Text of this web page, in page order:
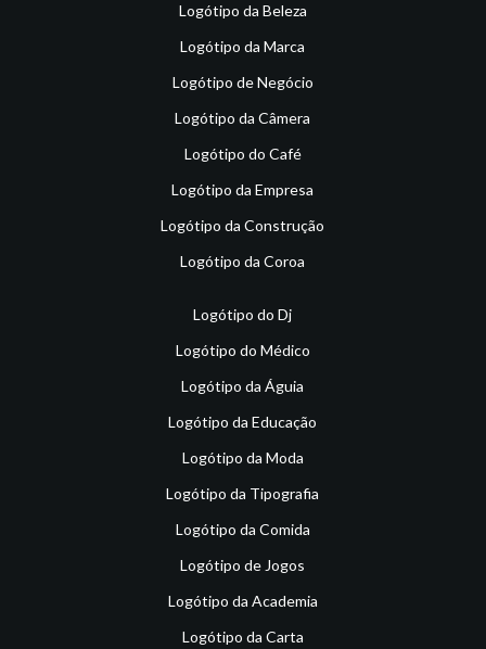
Logótipo da Beleza
Logótipo da Marca
Logótipo de Negócio
Logótipo da Câmera
Logótipo do Café
Logótipo da Empresa
Logótipo da Construção
Logótipo da Coroa
Logótipo do Dj
Logótipo do Médico
Logótipo da Águia
Logótipo da Educação
Logótipo da Moda
Logótipo da Tipografia
Logótipo da Comida
Logótipo de Jogos
Logótipo da Academia
Logótipo da Carta